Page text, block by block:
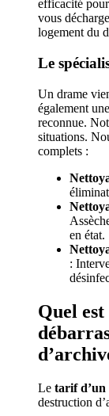
efficacité
vous
logement du
Le
Un drame
également une
reconnue.
situations.
complets :
en état.
:
Quel
Le tarif d’un
destruction